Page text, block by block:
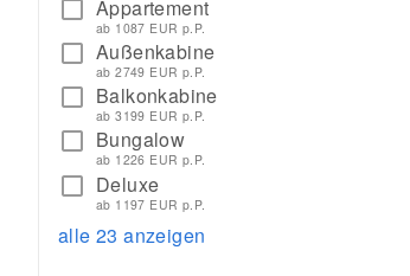
check_box_outline_blank Appartement
ab 1087 EUR p.P.
check_box_outline_blank Außenkabine
ab 2749 EUR p.P.
check_box_outline_blank Balkonkabine
ab 3199 EUR p.P.
check_box_outline_blank Bungalow
ab 1226 EUR p.P.
check_box_outline_blank Deluxe
ab 1197 EUR p.P.
alle 23 anzeigen